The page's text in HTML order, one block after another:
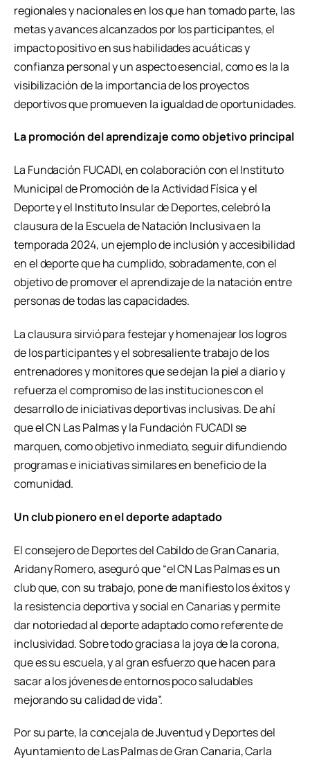
regionales y nacionales en los que han tomado parte, las
metas y avances alcanzados por los participantes, el
impacto positivo en sus habilidades acuáticas y
confianza personal y un aspecto esencial, como es la la
visibilización de la importancia de los proyectos
deportivos que promueven la igualdad de oportunidades.
La promoción del aprendizaje como objetivo principal
La Fundación FUCADI, en colaboración con el Instituto
Municipal de Promoción de la Actividad Física y el
Deporte y el Instituto Insular de Deportes, celebró la
clausura de la Escuela de Natación Inclusiva en la
temporada 2024, un ejemplo de inclusión y accesibilidad
en el deporte que ha cumplido, sobradamente, con el
objetivo de promover el aprendizaje de la natación entre
personas de todas las capacidades.
La clausura sirvió para festejar y homenajear los logros
de los participantes y el sobresaliente trabajo de los
entrenadores y monitores que se dejan la piel a diario y
refuerza el compromiso de las instituciones con el
desarrollo de iniciativas deportivas inclusivas. De ahí
que el CN Las Palmas y la Fundación FUCADI se
marquen, como objetivo inmediato, seguir difundiendo
programas e iniciativas similares en beneficio de la
comunidad.
Un club pionero en el deporte adaptado
El consejero de Deportes del Cabildo de Gran Canaria,
Aridany Romero, aseguró que “el CN Las Palmas es un
club que, con su trabajo, pone de manifiesto los éxitos y
la resistencia deportiva y social en Canarias y permite
dar notoriedad al deporte adaptado como referente de
inclusividad. Sobre todo gracias a la joya de la corona,
que es su escuela, y al gran esfuerzo que hacen para
sacar a los jóvenes de entornos poco saludables
mejorando su calidad de vida”.
Por su parte, la concejala de Juventud y Deportes del
Ayuntamiento de Las Palmas de Gran Canaria, Carla